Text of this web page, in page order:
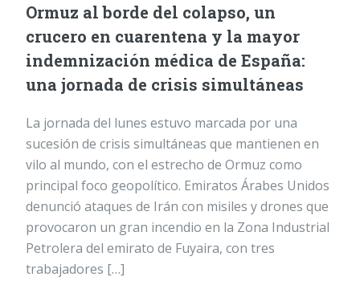
Ormuz al borde del colapso, un
crucero en cuarentena y la mayor
indemnización médica de España:
una jornada de crisis simultáneas
La jornada del lunes estuvo marcada por una
sucesión de crisis simultáneas que mantienen en
vilo al mundo, con el estrecho de Ormuz como
principal foco geopolítico. Emiratos Árabes Unidos
denunció ataques de Irán con misiles y drones que
provocaron un gran incendio en la Zona Industrial
Petrolera del emirato de Fuyaira, con tres
trabajadores […]